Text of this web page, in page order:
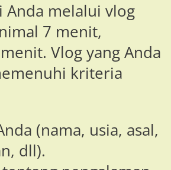
Anda melalui vlog
7 menit,
Vlog yang Anda
kriteria
(nama, usia, asal,
dll).